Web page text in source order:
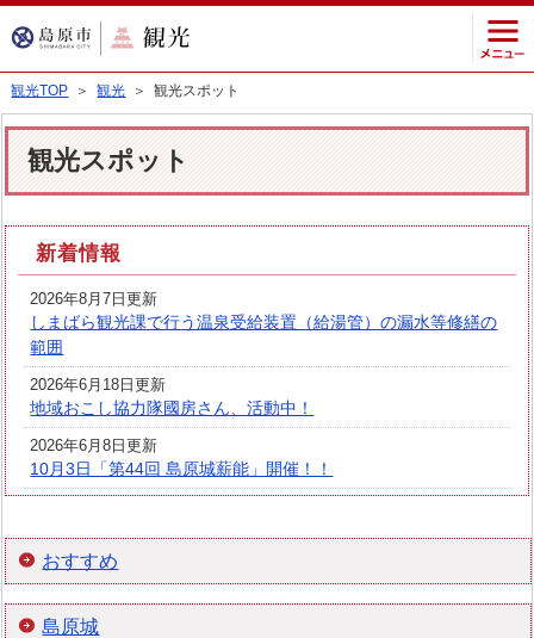
観光TOP ＞観光 ＞ 観光スポット
観光スポット
新着情報
2026年8月7日更新
しまばら観光課で行う温泉受給装置（給湯管）の漏水等修繕の
範囲
2026年6月18日更新
地域おこし協力隊國房さん、活動中！
2026年6月8日更新
10月3日「第44回 島原城薪能」開催！！
おすすめ
島原城